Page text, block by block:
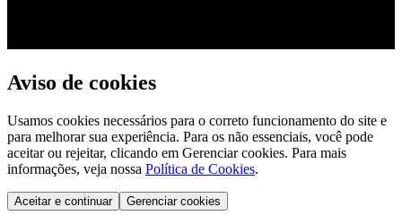
Aviso de cookies
Usamos cookies necessários para o correto funcionamento do site e
para melhorar sua experiência. Para os não essenciais, você pode
aceitar ou rejeitar, clicando em Gerenciar cookies. Para mais
informações, veja nossa Política de Cookies.
Aceitar e continuar Gerenciar cookies